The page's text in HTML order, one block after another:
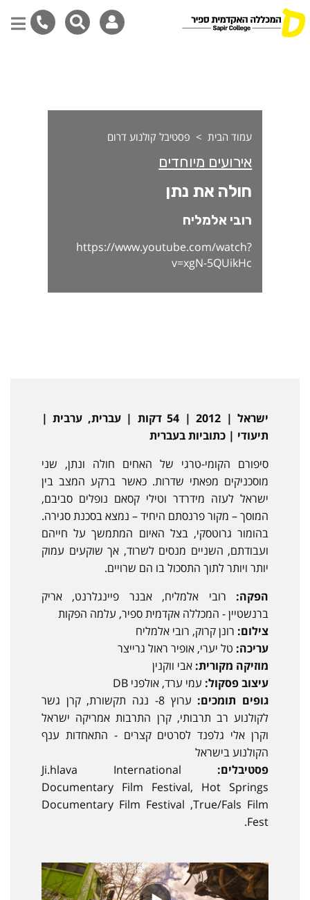
עמוד הבית פסטיבל קולנוע דרום
אירועים מיוחדים
חולה את נתן
רובי אלמליח
https://www.youtube.com/watch?
v=xgN-5QUikHc
ישראל | 2012 | 54 דקות | עברית, ערבית |
תיעודי | כתוביות בעברית
סיפורם הקומי-טרגי של האחים חולה ונתן, שני
מוסכניקים מפאתי שדרות. כאשר ברקע המצב בין
ישראל לעזה מידרדר וטילי קסאם נופלים סביבם,
המוסך – מקור פרנסתם היחיד – נמצא בסכנת סגירה.
בהומור גרוטסקי, בצל האיום המתמשך על חייהם
ועבודתם, השניים מנסים לשרוד, אך שוקעים עמוק
יותר ויותר לתוך התסכול בו הם שרויים.
הפקה: רובי אלמליח, אבנר פיינגלרנט, אריק
ברנשטיין - המכללה אקדמית ספיר, עלמה הפקות
צילום: רונן קרוק, רובי אלמליח
עריכה: טל יערי, אופיר ראול גרייצר
מוזיקה מקורית: אבי ווקנין
עיצוב פסקול: עמי ערד, אולפני DB
גופים תומכים:
ערוץ 8- נגה תקשורת, קרן גשר
לקולנוע רב תרבותי, קרן התרבות אמריקה ישראל
וקרן אלי גלפנד לסרטים קצרים - התאחדות ענף
הקולנוע בישראל
פסטיבלים:
Ji.hlava International
Documentary Film Festival, Hot Springs
Documentary Film Festival ,True/Fals Film
Fest.